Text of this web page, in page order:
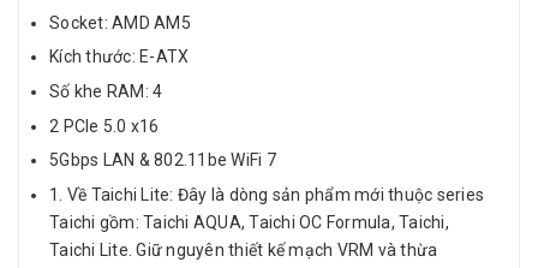
Socket: AMD AM5
Kích thước: E-ATX
Số khe RAM: 4
2 PCIe 5.0 x16
5Gbps LAN & 802.11be WiFi 7
1. Về Taichi Lite: Đây là dòng sản phẩm mới thuộc series
Taichi gồm: Taichi AQUA, Taichi OC Formula, Taichi,
Taichi Lite. Giữ nguyên thiết kế mạch VRM và thừa